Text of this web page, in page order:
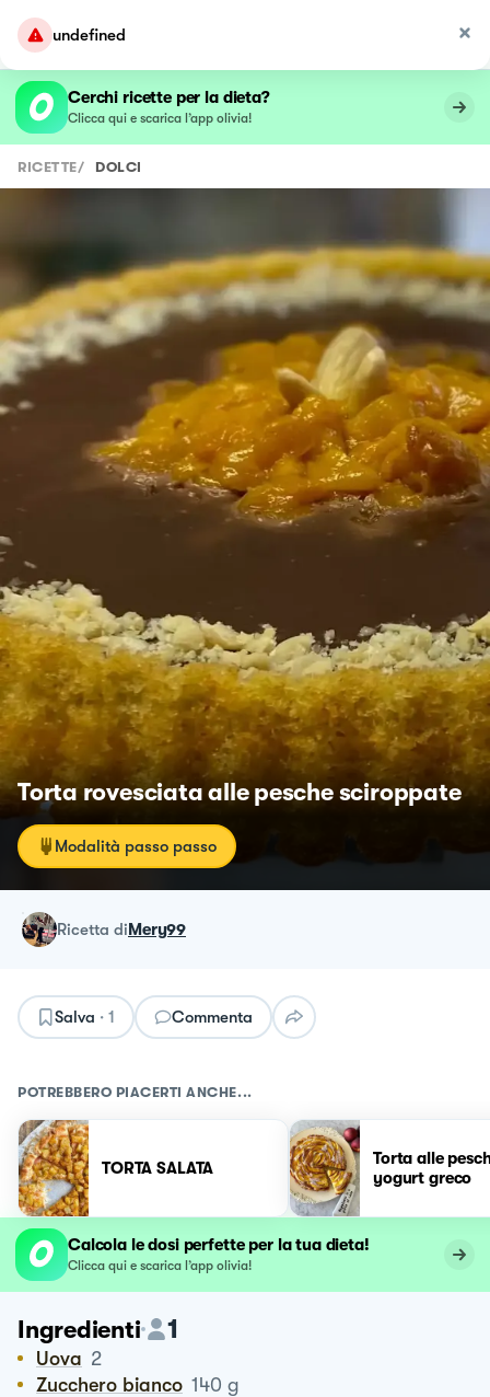
undefined
Cerchi ricette per la dieta?
Clicca qui e scarica l’app olivia!
RICETTE/ DOLCI
Torta rovesciata alle pesche sciroppate
Modalità passo passo
ricetta diMery99
Salva · 1 Commenta
POTREBBERO PIACERTI ANCHE...
TORTA SALATA
Torta alle
yogurt greco
Calcola le dosi perfette per la tua dieta!
Clicca qui e scarica l’app olivia!
Ingredienti 1
Uova 2
Zucchero bianco 140 g